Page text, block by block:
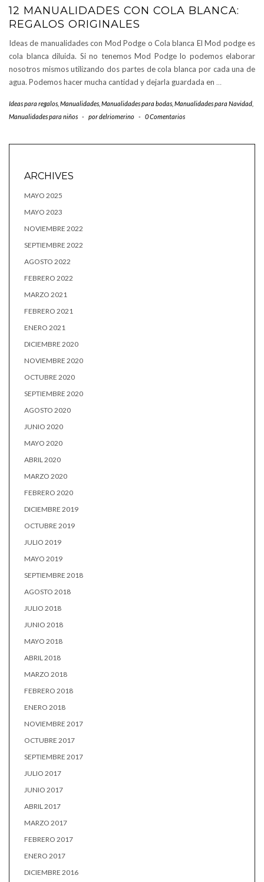
12 MANUALIDADES CON COLA BLANCA:
REGALOS ORIGINALES
Ideas de manualidades con Mod Podge o Cola blanca El Mod podge es
cola blanca diluida. Si no tenemos Mod Podge lo podemos elaborar
nosotros mismos utilizando dos partes de cola blanca por cada una de
agua. Podemos hacer mucha cantidad y dejarla guardada en …
Ideas para regalos Manualidades Manualidades para bodas Manualidades para Navidad
Manualidades para niños - pordelriomerino - 0 Comentarios
ARCHIVES
MAYO 2025
MAYO 2023
NOVIEMBRE 2022
SEPTIEMBRE 2022
AGOSTO 2022
FEBRERO 2022
MARZO 2021
FEBRERO 2021
ENERO 2021
DICIEMBRE 2020
NOVIEMBRE 2020
OCTUBRE 2020
SEPTIEMBRE 2020
AGOSTO 2020
JUNIO 2020
MAYO 2020
ABRIL 2020
MARZO 2020
FEBRERO 2020
DICIEMBRE 2019
OCTUBRE 2019
JULIO 2019
MAYO 2019
SEPTIEMBRE 2018
AGOSTO 2018
JULIO 2018
JUNIO 2018
MAYO 2018
ABRIL 2018
MARZO 2018
FEBRERO 2018
ENERO 2018
NOVIEMBRE 2017
OCTUBRE 2017
SEPTIEMBRE 2017
JULIO 2017
JUNIO 2017
ABRIL 2017
MARZO 2017
FEBRERO 2017
ENERO 2017
DICIEMBRE 2016